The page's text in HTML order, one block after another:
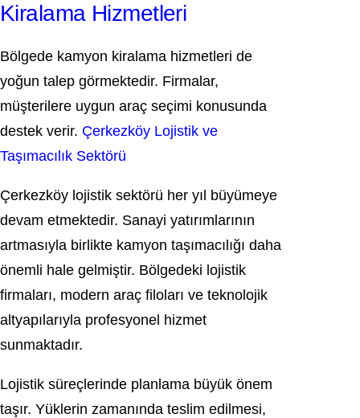
Kiralama Hizmetleri
Bölgede kamyon kiralama hizmetleri de
yoğun talep görmektedir. Firmalar,
müşterilere uygun araç seçimi konusunda
destek verir. Çerkezköy Lojistik ve
Taşımacılık Sektörü
Çerkezköy lojistik sektörü her yıl büyümeye
devam etmektedir. Sanayi yatırımlarının
artmasıyla birlikte kamyon taşımacılığı daha
önemli hale gelmiştir. Bölgedeki lojistik
firmaları, modern araç filoları ve teknolojik
altyapılarıyla profesyonel hizmet
sunmaktadır.
Lojistik süreçlerinde planlama büyük önem
taşır. Yüklerin zamanında teslim edilmesi,